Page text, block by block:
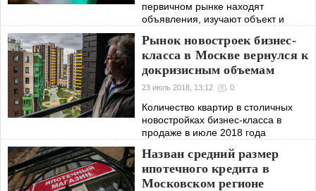
первичном рынке находят
объявления, изучают объект и
преимущественно онлайн
Рынок новостроек бизнес-
класса в Москве вернулся к
докризисным объемам
23 июль 2018, 13:12 0
Количество квартир в столичных
новостройках бизнес-класса в
продаже в июле 2018 года
массового сегмента. Так было до
2014 года
Назван средний размер
ипотечного кредита в
Московском регионе